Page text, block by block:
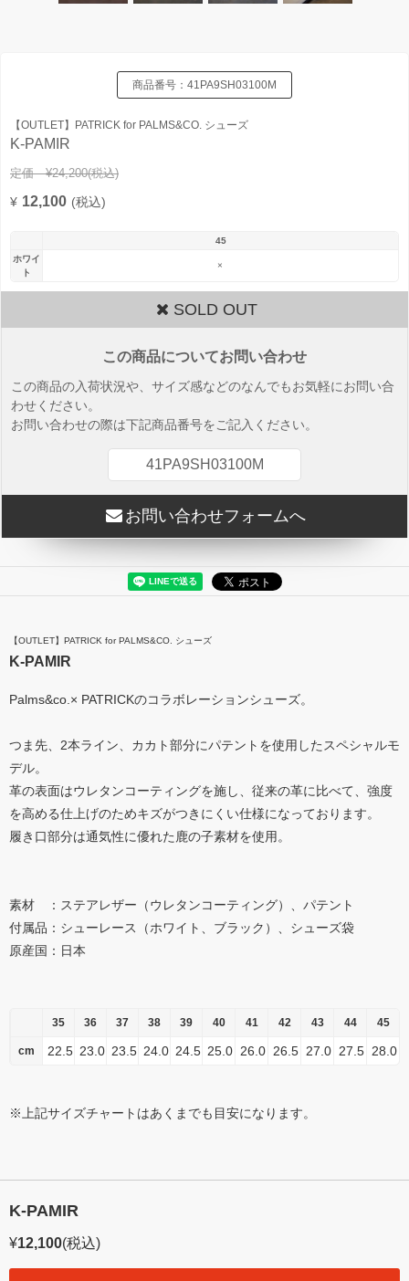
商品番号： 41PA9SH03100M
【OUTLET】PATRICK for PALMS&CO. シューズ
K-PAMIR
定価 ¥24,200(税込)
¥ 12,100 (税込)
45
ホワイ
ト
×
SOLD OUT
この商品についてお問い合わせ
この商品の入荷状況や、サイズ感などのなんでもお気軽にお問い合
わせください。
お問い合わせの際は下記商品番号をご記入ください。
41PA9SH03100M
お問い合わせフォームへ
【OUTLET】PATRICK for PALMS&CO. シューズ
K-PAMIR
Palms&co.× PATRICKのコラボレーションシューズ。
つま先、2本ライン、カカト部分にパテントを使用したスペシャルモ
デル。
革の表面はウレタンコーティングを施し、従来の革に比べて、強度
を高める仕上げのためキズがつきにくい仕様になっております。
履き口部分は通気性に優れた鹿の子素材を使用。
素材 ：ステアレザー（ウレタンコーティング）、パテント
付属品：シューレース（ホワイト、ブラック）、シューズ袋
原産国：日本
35 36 37 38 39 40 41 42 43 44 45
cm 22.5 23.0 23.5 24.0 24.5 25.0 26.0 26.5 27.0 27.5 28.0
※上記サイズチャートはあくまでも目安になります。
K-PAMIR
¥12,100(税込)